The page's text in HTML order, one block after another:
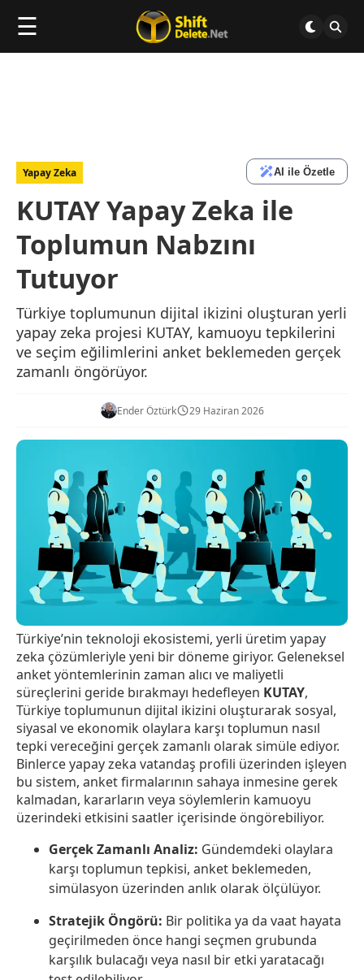
☰
Yapay Zeka AI ile Özetle
KUTAY Yapay Zeka ile
Toplumun Nabzını
Tutuyor
Türkiye toplumunun dijital ikizini oluşturan yerli
yapay zeka projesi KUTAY, kamuoyu tepkilerini
ve seçim eğilimlerini anket beklemeden gerçek
zamanlı öngörüyor.
Ender Öztürk 29 Haziran 2026
Türkiye’nin teknoloji ekosistemi, yerli üretim yapay
zeka çözümleriyle yeni bir döneme giriyor. Geleneksel
anket yöntemlerinin zaman alıcı ve maliyetli
süreçlerini geride bırakmayı hedefleyen KUTAY,
Türkiye toplumunun dijital ikizini oluşturarak sosyal,
siyasal ve ekonomik olaylara karşı toplumun nasıl
tepki vereceğini gerçek zamanlı olarak simüle ediyor.
Binlerce yapay zeka vatandaş profili üzerinden işleyen
bu sistem, anket firmalarının sahaya inmesine gerek
kalmadan, kararların veya söylemlerin kamuoyu
üzerindeki etkisini saatler içerisinde öngörebiliyor.
Gerçek Zamanlı Analiz: Gündemdeki olaylara
karşı toplumun tepkisi, anket beklemeden,
simülasyon üzerinden anlık olarak ölçülüyor.
Stratejik Öngörü: Bir politika ya da vaat hayata
geçirilmeden önce hangi seçmen grubunda
karşılık bulacağı veya nasıl bir etki yaratacağı